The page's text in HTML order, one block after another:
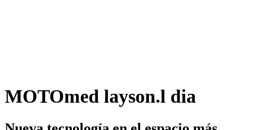
MOTOmed layson.l dia